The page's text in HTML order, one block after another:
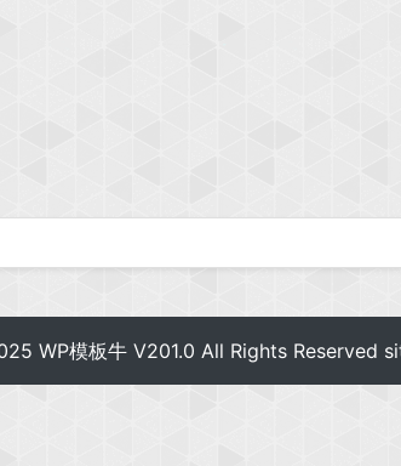
WP模板牛V201.0 All Rights Reserved